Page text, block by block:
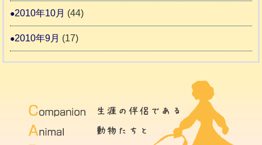
2010年10月 (44)
2010年9月 (17)